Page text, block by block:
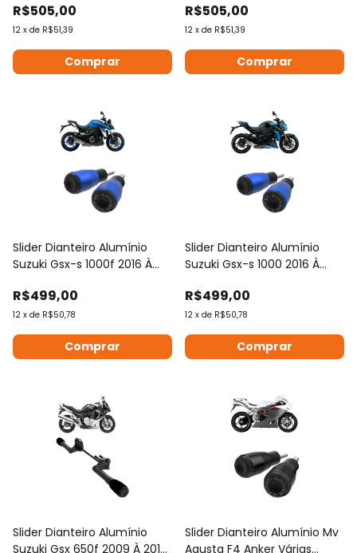
R$505,00
12 x de R$51,39
Comprar
R$505,00
12 x de R$51,39
Comprar
Slider Dianteiro Alumínio
Suzuki Gsx-s 1000f 2016 À
R$499,00
12 x de R$50,78
Comprar
Slider Dianteiro Alumínio
Suzuki Gsx-s 1000 2016 À
R$499,00
12 x de R$50,78
Comprar
Slider Dianteiro Alumínio
Suzuki Gsx 650f 2009 À 2015
Slider Dianteiro Alumínio Mv
Agusta F4 Anker Várias